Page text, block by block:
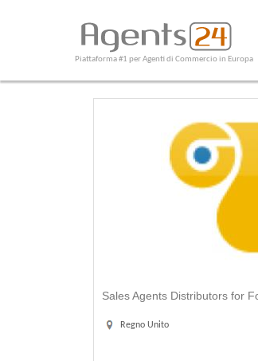
Piattaforma #1 per Agenti di Commercio in Europa
Sales Agents Distributors for
Regno Unito